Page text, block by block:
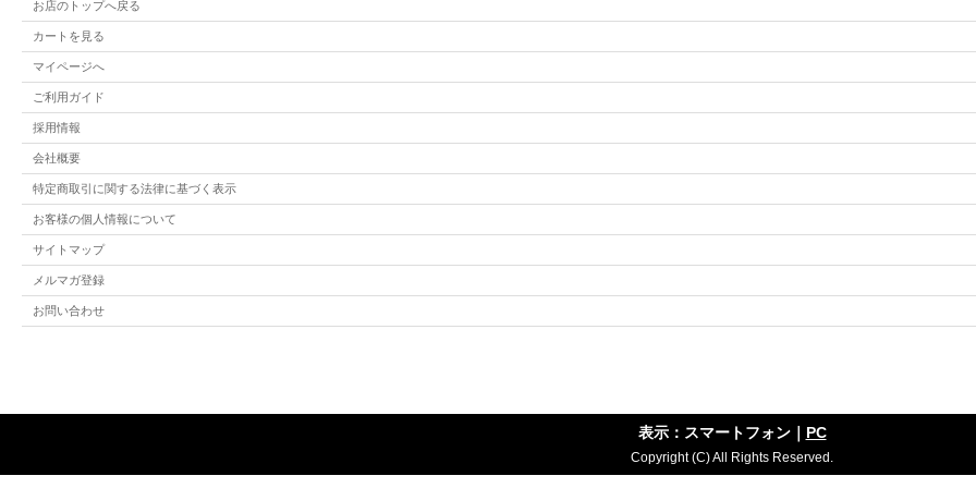
お店のトップへ戻る
カートを見る
マイページへ
ご利用ガイド
採用情報
会社概要
特定商取引に関する法律に基づく表示
お客様の個人情報について
サイトマップ
メルマガ登録
お問い合わせ
表示：スマートフォン｜ PC
Copyright (C) All Rights Reserved.